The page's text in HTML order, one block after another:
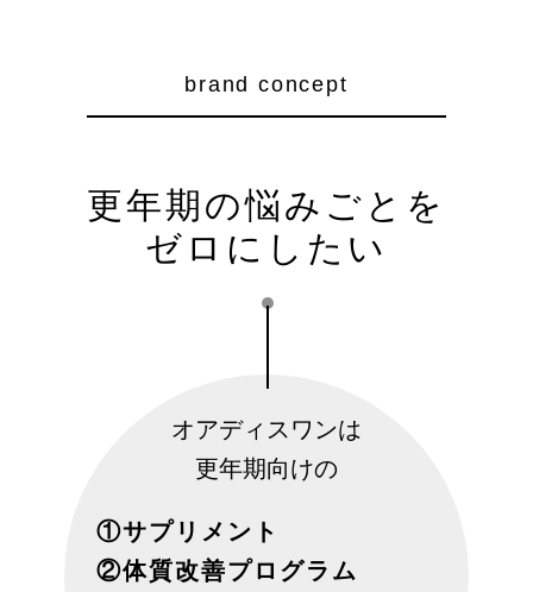
brand concept
更年期の悩みごとを
ゼロにしたい
オアディスワンは
更年期向けの
①サプリメント
②体質改善プログラム